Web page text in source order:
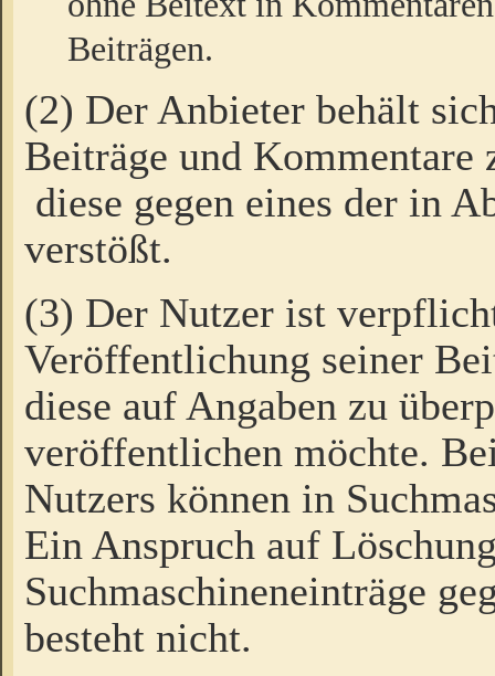
Beiträgen.
(2) Der Anbieter behält
Beiträge und Kommentare
diese gegen eines der in
verstößt.
(3) Der Nutzer ist
Veröffentlichung seiner
diese auf Angaben zu
veröffentlichen möchte.
Nutzers können in
Ein Anspruch auf
Suchmaschineneinträge
besteht nicht.